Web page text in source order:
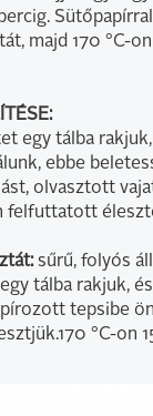
majd 170 °C-
egy tálba
ebbe
olvasztott
felfuttatott
sűrű, folyós
tálba rakjuk,
tepsibe
°C-on